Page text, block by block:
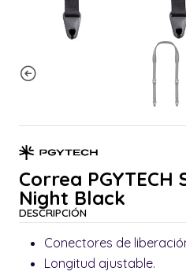
Correa
Night Black
DESCRIPCIÓN
Conectores de
Longitud ajustable.